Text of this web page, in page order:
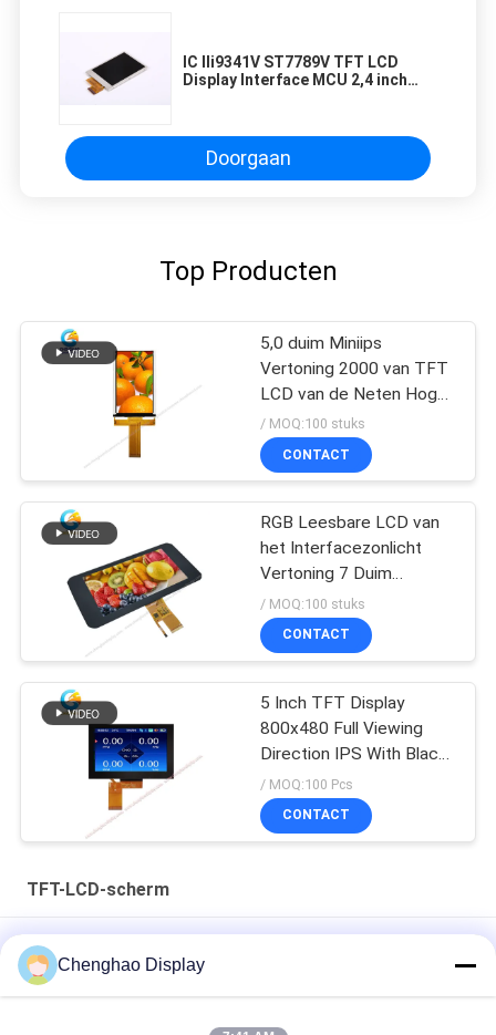
IC Ili9341V ST7789V TFT LCD
Display Interface MCU 2,4 inch
Doorgaan
Top Producten
5,0 duim Miniips
Vertoning 2000 van TFT
LCD van de Neten Hoge
Helderheid Module
/ MOQ:100 stuks
CONTACT
RGB Leesbare LCD van
het Interfacezonlicht
Vertoning 7 Duim
1024*600 40pin、
/ MOQ:100 stuks
CONTACT
5 Inch TFT Display
800x480 Full Viewing
Direction IPS With Black
Glass Cover
/ MOQ:100 Pcs
CONTACT
TFT-LCD-scherm
Lcd Factory 3,5 inch Custom Small Tft Lcd Display met
capacitieve touch
Chenghao Display